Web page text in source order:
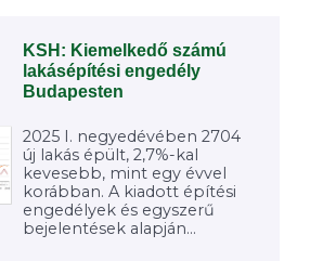
KSH: Kiemelkedő számú
lakásépítési engedély
Budapesten
2025 I. negyedévében 2704
új lakás épült, 2,7%-kal
kevesebb, mint egy évvel
korábban. A kiadott építési
engedélyek és egyszerű
bejelentések alapján...